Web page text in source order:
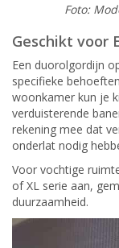
Foto:
Geschikt voor
Een duorolgordijn
specifieke
woonkamer kun je
verduisterende
rekening mee dat
onderlat nodig
Voor vochtige
of XL serie aan,
duurzaamheid.